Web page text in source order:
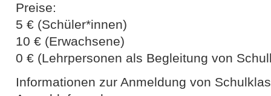
Preise:
5 € (Schüler*innen)
10 € (Erwachsene)
0 € (Lehrpersonen als Begleitung von
Informationen zur Anmeldung von